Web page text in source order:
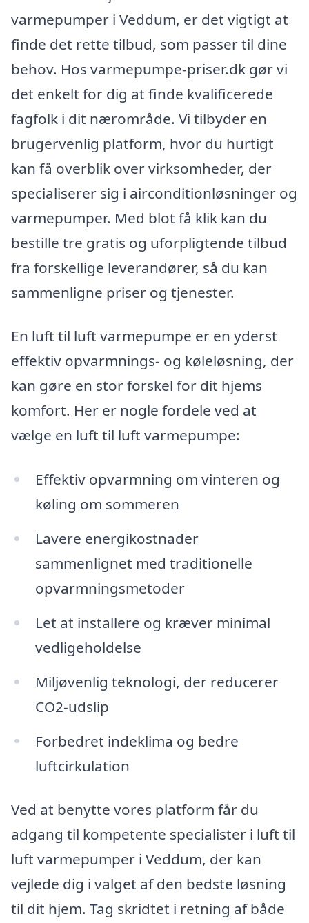
varmepumper i Veddum, er det vigtigt at
finde det rette tilbud, som passer til dine
behov. Hos varmepumpe-priser.dk gør vi
det enkelt for dig at finde kvalificerede
fagfolk i dit nærområde. Vi tilbyder en
brugervenlig platform, hvor du hurtigt
kan få overblik over virksomheder, der
specialiserer sig i airconditionløsninger og
varmepumper. Med blot få klik kan du
bestille tre gratis og uforpligtende tilbud
fra forskellige leverandører, så du kan
sammenligne priser og tjenester.
En luft til luft varmepumpe er en yderst
effektiv opvarmnings- og køleløsning, der
kan gøre en stor forskel for dit hjems
komfort. Her er nogle fordele ved at
vælge en luft til luft varmepumpe:
Effektiv opvarmning om vinteren og
køling om sommeren
Lavere energikostnader
sammenlignet med traditionelle
opvarmningsmetoder
Let at installere og kræver minimal
vedligeholdelse
Miljøvenlig teknologi, der reducerer
CO2-udslip
Forbedret indeklima og bedre
luftcirkulation
Ved at benytte vores platform får du
adgang til kompetente specialister i luft til
luft varmepumper i Veddum, der kan
vejlede dig i valget af den bedste løsning
til dit hjem. Tag skridtet i retning af både